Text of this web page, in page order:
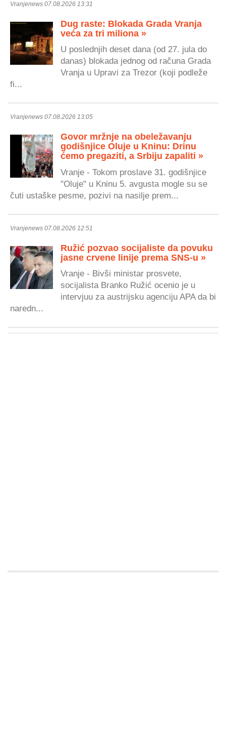
Vranjenews 07.08.2026 13:31
Dug raste: Blokada Grada Vranja
veća za tri miliona »
U poslednjih deset dana (od 27. jula do
danas) blokada jednog od računa Grada
Vranja u Upravi za Trezor (koji podleže
fi...
Vranjenews 07.08.2026 13:05
Govor mržnje na obeležavanju
godišnjice Oluje u Kninu: Drinu
ćemo pregaziti, a Srbiju zapaliti »
Vranje - Tokom proslave 31. godišnjice
"Oluje" u Kninu 5. avgusta mogle su se
čuti ustaške pesme, pozivi na nasilje prem...
Vranjenews 07.08.2026 12:51
Ružić pozvao socijaliste da povuku
jasne crvene linije prema SNS-u »
Vranje - Bivši ministar prosvete,
socijalista Branko Ružić ocenio je u
intervjuu za austrijsku agenciju APA da bi
naredn...